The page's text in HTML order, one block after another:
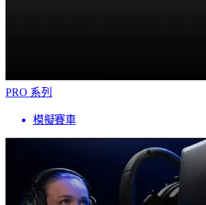
PRO 系列
模擬賽車